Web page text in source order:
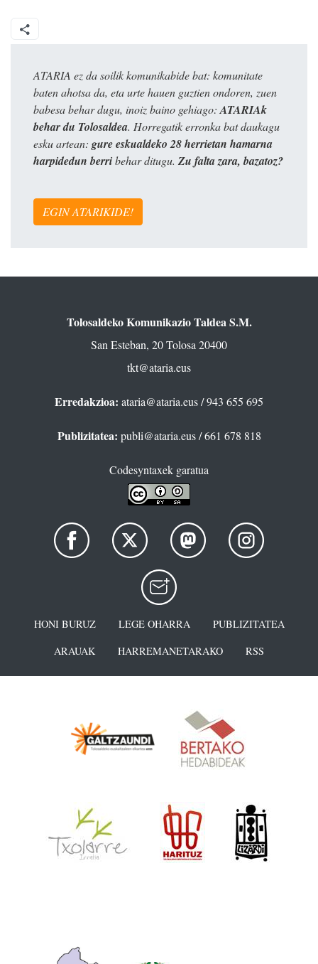
ATARIA ez da soilik komunikabide bat: komunitate
baten ahotsa da, eta urte hauen guztien ondoren, zuen
babesa behar dugu, inoiz baino gehiago: ATARIAk
behar du Tolosaldea. Horregatik erronka bat daukagu
esku artean: gure eskualdeko 28 herrietan hamarna
harpidedun berribehar ditugu. Zu falta zara, bazatoz?
EGIN ATARIKIDE!
Tolosaldeko Komunikazio Taldea S.M.
San Esteban, 20 Tolosa 20400
tkt@ataria.eus
Erredakzioa: ataria@ataria.eus/ 943 655 695
Publizitatea: publi@ataria.eus/ 661 678 818
Codesyntaxek garatua
HONI BURUZ LEGE OHARRA
PUBLIZITATEA
ARAUAK
HARREMANETARAKO RSS